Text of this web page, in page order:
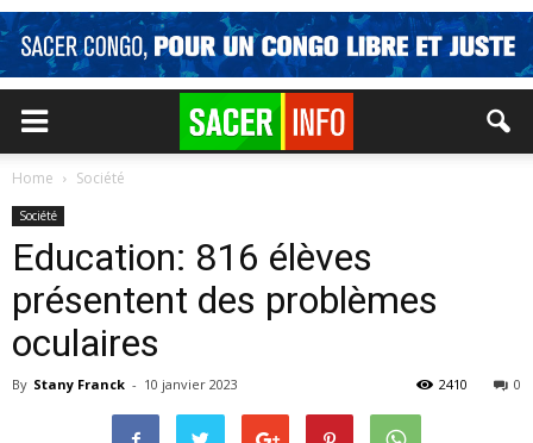
Home Société
Société
Education: 816 élèves
présentent des problèmes
oculaires
By Stany Franck - 10 janvier 2023 0
2410